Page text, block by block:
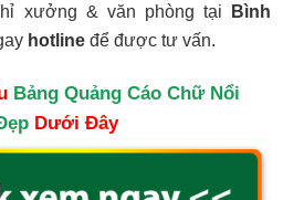
xưởng & văn phòng tại
Bình
hotline để được tư vấn.
Bảng Quảng Cáo Chữ Nổi
Dưới Đây